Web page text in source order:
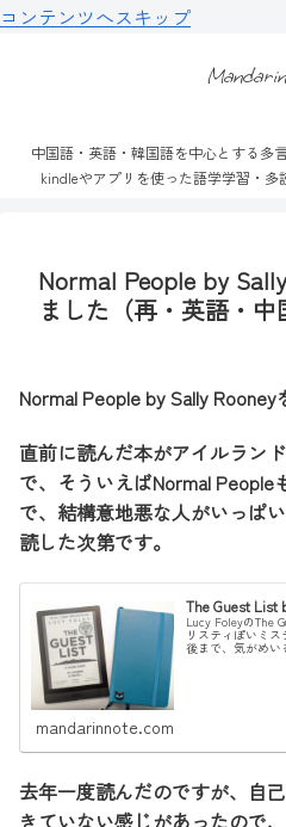
コンテンツへスキップ
中国語・英語・韓国語を中心とする多
kindleやアプリを使った語学学習・多
Normal People by
ました（再・英語・中
Normal People by Sally Rooney
直前に読んだ本がアイルラン
で、そういえばNormal People
で、結構意地悪な人がいっぱ
読した次第です。
The Guest List
Lucy FoleyのThe
リスティぽいミ
後まで、気がめい
mandarinnote.com
去年一度読んだのですが、自